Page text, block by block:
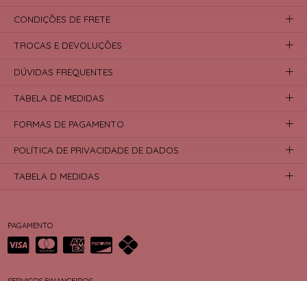
PAGAMENTO
CONDIÇÕES DE FRETE
TROCAS E DEVOLUÇÕES
DÚVIDAS FREQUENTES
TABELA DE MEDIDAS
FORMAS DE PAGAMENTO
POLÍTICA DE PRIVACIDADE DE DADOS
TABELA D MEDIDAS